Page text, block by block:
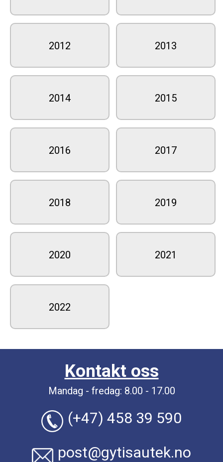
2012 2013
2014 2015
2016 2017
2018 2019
2020 2021
2022
Kontakt oss
Mandag - fredag: 8.00 - 17.00
(+47) 458 39 590
post@gytisautek.no